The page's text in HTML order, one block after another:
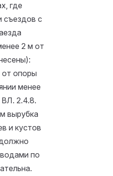
где
съездов с
2 м от
от опоры
менее
ВЛ. 2.4.8.
вырубка
и кустов
по